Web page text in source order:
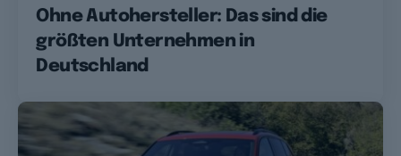
Ohne Autohersteller: Das sind die
größten Unternehmen in
Deutschland